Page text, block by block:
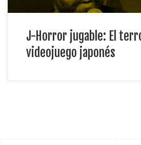
J-Horror jugable: El
videojuego japonés